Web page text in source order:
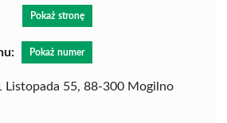
Pokaż stronę
Pokaż numer
Listopada 55, 88-300 Mogilno